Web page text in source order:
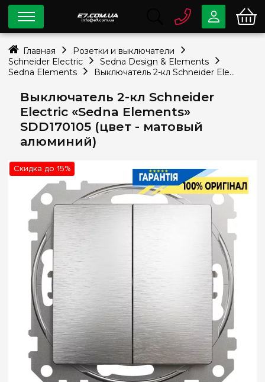
Выключатель 2-кл Schneider
Electric «Sedna Elements»
SDD170105 (цвет - матовый
алюминий)
Скидка до 15%
0 80033-63-07
info@e7.com.ua
334-79-78
Viber Telegram
Главная
Розетки и выключатели
Schneider Electric
Sedna Design & Elements
Sedna Elements
Выключатель 2-кл Schneider Electric «Sedna Elements» SDD170105 (цвет - матовый алюминий)